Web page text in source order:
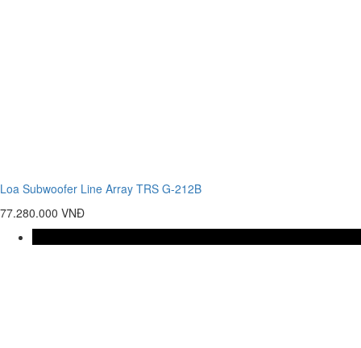
Loa Subwoofer Line Array TRS G-212B
77.280.000 VNĐ